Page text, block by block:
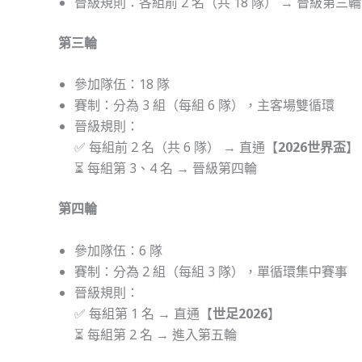
第三輪
參加隊伍：18 隊
賽制：分為 3 組（每組 6 隊），主客場雙循環
晉級規則：
✅ 每組前 2 名（共 6 隊） → 直通【2026世界盃】
⏳ 每組第 3、4 名 → 晉級第四輪
第四輪
參加隊伍：6 隊
賽制：分為 2 組（每組 3 隊），單循環集中賽事
晉級規則：
✅ 每組第 1 名 → 直通【世足2026】
⏳ 每組第 2 名 → 進入第五輪